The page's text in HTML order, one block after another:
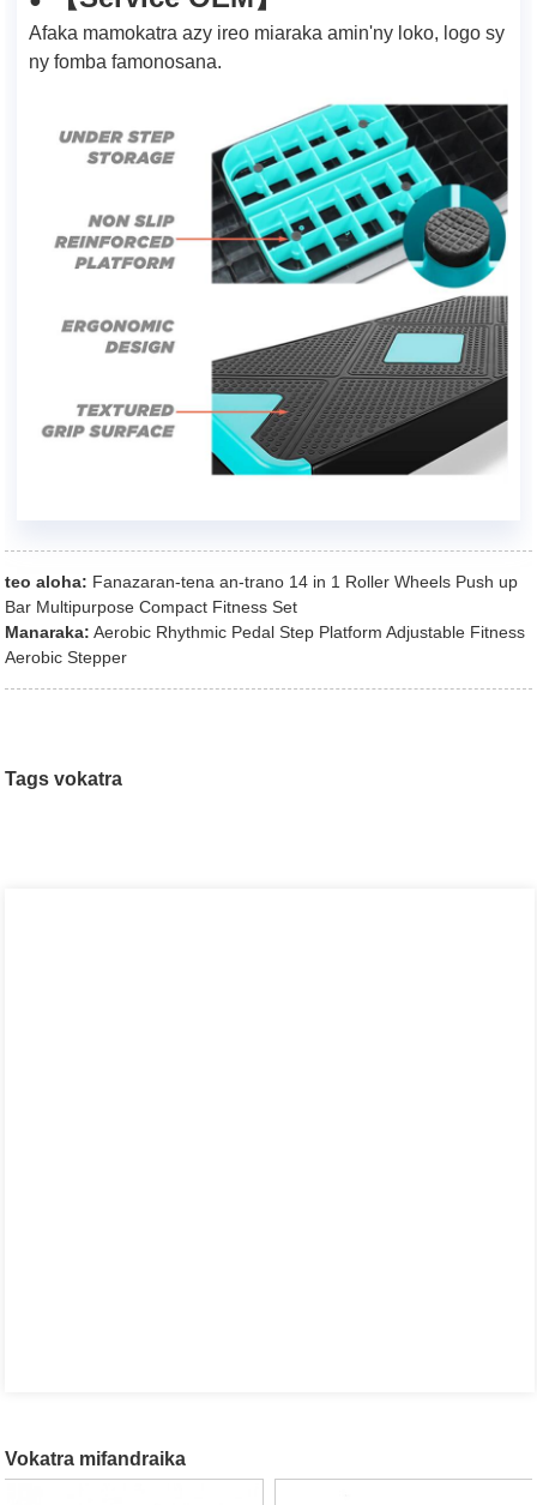
Afaka mamokatra azy ireo miaraka amin'ny loko, logo sy
ny fomba famonosana.
teo aloha: Fanazaran-tena an-trano 14 in 1 Roller Wheels Push up
Bar Multipurpose Compact Fitness Set
Manaraka: Aerobic Rhythmic Pedal Step Platform Adjustable Fitness
Aerobic Stepper
Tags vokatra
Vokatra mifandraika